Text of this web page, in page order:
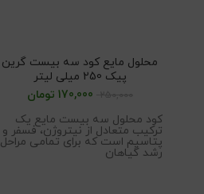
محلول مایع کود سه بیست گرین
پیک 250 میلی لیتر
170,000 تومان
کود محلول سه بیست مایع یک
ترکیب متعادل از نیتروژن، فسفر و
پتاسیم است که برای تمامی مراحل
رشد گیاهان